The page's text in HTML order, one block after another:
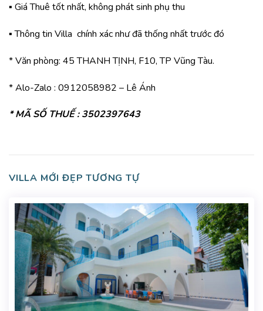
▪️ Giá Thuê tốt nhất, không phát sinh phụ thu
▪️ Thông tin Villa chính xác như đã thống nhất trước đó
* Văn phòng: 45 THANH TỊNH, F10, TP Vũng Tàu.
* Alo-Zalo : 0912058982 – Lê Ánh
* MÃ SỐ THUẾ : 3502397643
VILLA MỚI ĐẸP TƯƠNG TỰ